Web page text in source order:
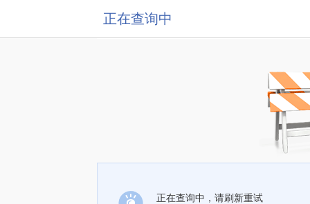
正在查询中
正在查询中，请刷新重试